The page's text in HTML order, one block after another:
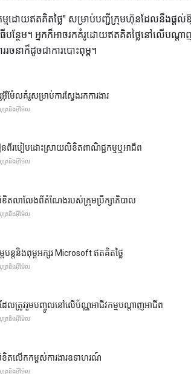
មដោយឥតគិតថ្លៃ" សម្រាប់បញ្ជីក្រុមហ៊ុនដែលនឹងផ្តល់ឱ្យ
ធីបន្ថែម។ អ្នកក៏អាចរកគំរូដោយឥតគិតថ្លៃនៅលើប
ចនាក៏ដូចជាការបោះពុម្ព។
អ៊ីម៉ែលគំរូសម្រាប់ការស្វែងរកការងារ
ត្រនិងអ៊ីម៉ែល
នពីរបៀបដោះស្រាយលិខិតពាណិជ្ជកម្មឬអាជីព
ត្រនិងអ៊ីម៉ែល
តលាលែងពីតំណែងរបស់ក្រុមប្រឹក្សាភិបាល
ត្រនិងអ៊ីម៉ែល
ពបន្តនិងពុម្ពអក្សរ Microsoft ឥតគិតថ្លៃ
ត្រនិងអ៊ីម៉ែល
ដែលត្រូវរួមបញ្ចូលនៅលើប័ណ្ណអាជីវកម្មបណ្តាញអាជីព
ត្រនិងអ៊ីម៉ែល
តលើកកម្ពស់ការងារឧទាហរណ៍
ត្រនិងអ៊ីម៉ែល